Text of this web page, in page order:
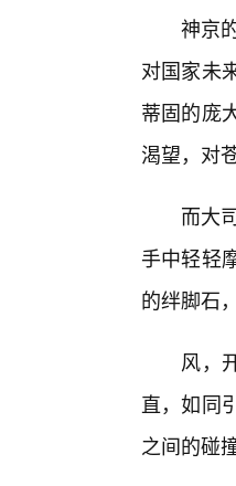
神京
对国家未
蒂固的庞
渴望，对
而大
手中轻轻
的绊脚石
风，
直，如同
之间的碰